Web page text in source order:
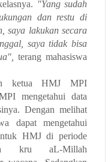
"Yang sudah
dan restu di
saya lakukan secara
saya tidak bisa
terang mahasiswa
ketua HMJ MPI
mengetahui data
Dengan melihat
dapat mengetahui
HMJ di periode
kru aL-Millah